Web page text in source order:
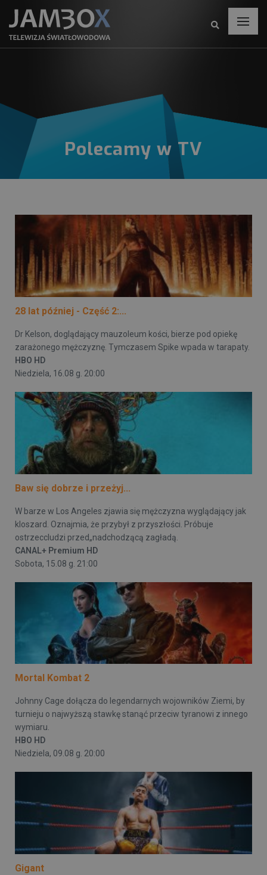
Polecamy w TV
28 lat później - Część 2:...
Dr Kelson, doglądający mauzoleum kości, bierze pod opiekę
zarażonego mężczyznę. Tymczasem Spike wpada w tarapaty.
HBO HD
Niedziela, 16.08 g. 20:00
Baw się dobrze i przeżyj...
W barze w Los Angeles zjawia się mężczyzna wyglądający jak
kloszard. Oznajmia, że przybył z przyszłości. Próbuje
ostrzeccludzi przed„nadchodzącą zagładą.
CANAL+ Premium HD
Sobota, 15.08 g. 21:00
Mortal Kombat 2
Johnny Cage dołącza do legendarnych wojowników Ziemi, by
turnieju o najwyższą stawkę stanąć przeciw tyranowi z innego
wymiaru.
HBO HD
Niedziela, 09.08 g. 20:00
Gigant